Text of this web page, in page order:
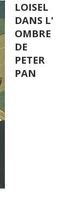
LOISEL
DANS L'
OMBRE
DE
PETER
PAN